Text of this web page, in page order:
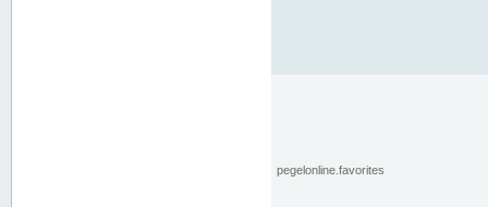
pegelonline.favorites